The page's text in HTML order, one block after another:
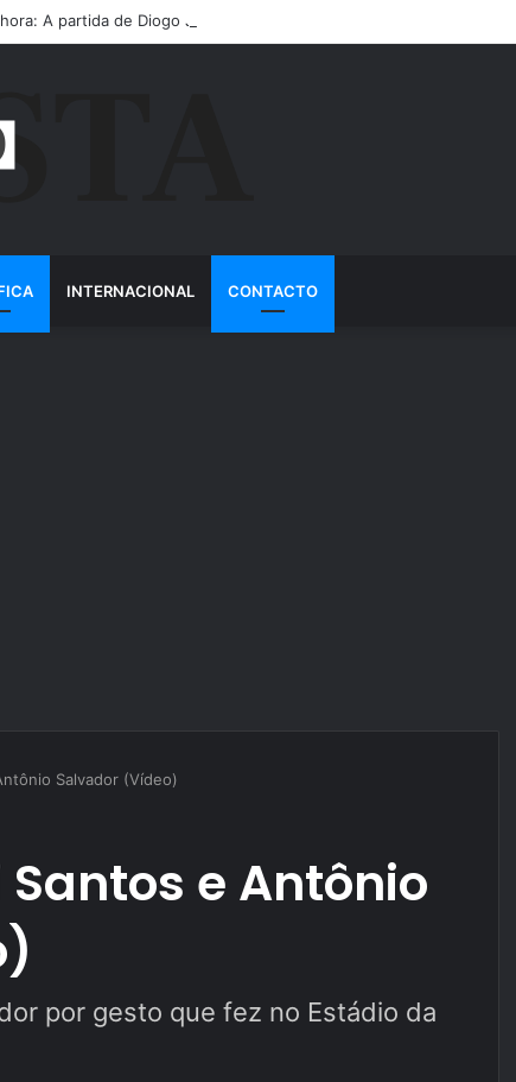
A partida de Diogo Jota ainda é motivo de choro
INTERNACIONAL CONTACTO
Salvador (Vídeo)
e Antônio
por gesto que fez no Estádio da